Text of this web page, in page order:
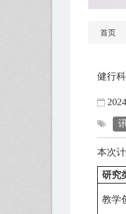
首页
健行
本次
研究
教学